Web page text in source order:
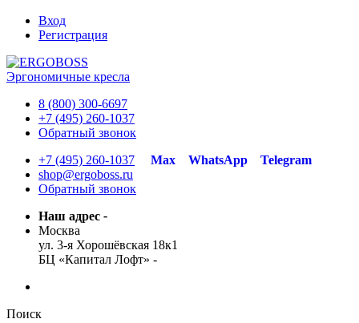
Вход
Регистрация
Эргономичные кресла
8 (800) 300-6697
+7 (495) 260-1037
Обратный звонок
+7 (495) 260-1037
Max WhatsApp
Telegram
shop@ergoboss.ru
Обратный звонок
Наш адрес -
Москва
ул. 3-я Хорошёвская 18к1
БЦ «Капитал Лофт» -
Поиск